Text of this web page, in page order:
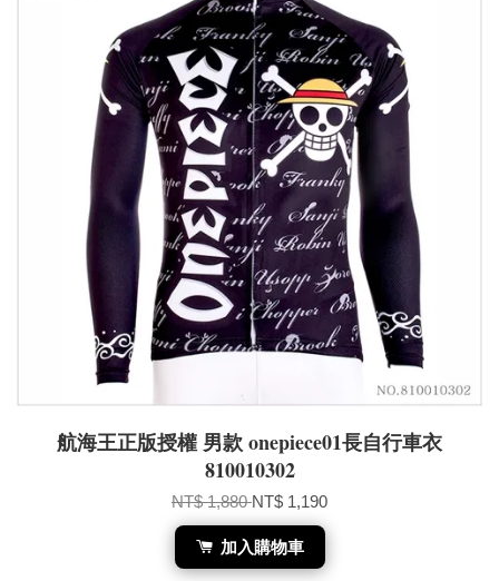
航海王正版授權 男款 onepiece01長自行車衣
810010302
NT$ 1,880NT$ 1,190
加入購物車